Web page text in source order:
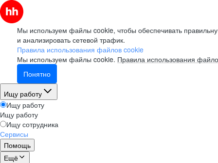
Мы используем файлы cookie, чтобы обеспечивать
и анализировать сетевой трафик.
Правила использования файлов cookie
Мы используем файлы cookie. Правила использования
Понятно
Ищу работу
Ищу работу
Ищу работу
Ищу сотрудника
Сервисы
Помощь
Ещё